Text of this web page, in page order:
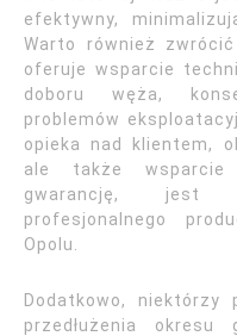
efektywny,
Warto również
oferuje wsparcie
doboru węża,
problemów
opieka nad klientem,
ale także wsparcie
gwarancję, jest
profesjonalnego
Opolu.
Dodatkowo, niektórzy
przedłużenia okresu